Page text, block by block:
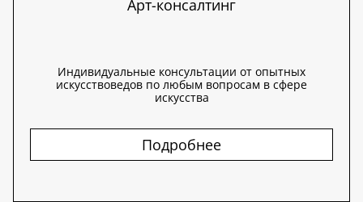
Арт-консалтинг
Индивидуальные консультации от опытных
искусствоведов по любым вопросам в сфере
искусства
Подробнее